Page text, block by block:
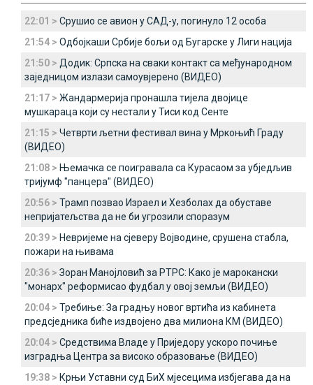
22:01 > Срушио се авион у САД-у, погинуло 12 особа
21:54 > Одбојкаши Србије бољи од Бугарске у Лиги нација
21:50 > Додик: Српска на сваки контакт са међународном
заједницом излази самоувјерено (ВИДЕО)
21:17 > Жандармерија пронашла тијела двојице
мушкараца који су нестали у Тиси код Сенте
21:15 > Четврти љетни фестивал вина у Мркоњић Граду
(ВИДЕО)
21:08 > Њемачка се поигравала са Курасаом за убједљив
тријумф "панцера" (ВИДЕО)
20:56 > Трамп позвао Израел и Хезболах да обуставе
непријатељства да не би угрозили споразум
20:39 > Невријеме на сјеверу Војводине, срушена стабла,
пожари на њивама
20:36 > Зоран Манојловић за РТРС: Како је марокански
"монарх" реформисао фудбал у овој земљи (ВИДЕО)
20:04 > Требиње: За градњу новог вртића из кабинета
предсједника биће издвојено два милиона КМ (ВИДЕО)
20:04 > Средствима Владе у Приједору ускоро почиње
изградња Центра за високо образовање (ВИДЕО)
19:38 > Крњи Уставни суд БиХ мјесецима избјегава да на